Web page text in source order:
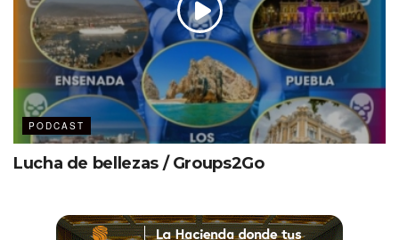
PODCAST
Lucha de bellezas / Groups2Go